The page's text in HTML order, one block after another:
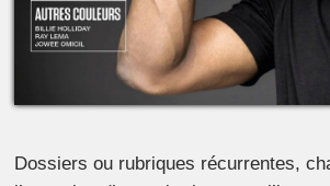
Dossiers ou rubriques récurrentes,